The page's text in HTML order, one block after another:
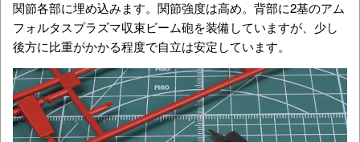
関節各部に埋め込みます。関節強度は高め。背部に2基のアム
フォルタスプラズマ収束ビーム砲を装備していますが、少し
後方に比重がかかる程度で自立は安定しています。